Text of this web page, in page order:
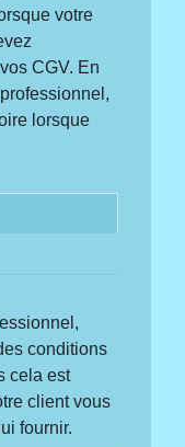
votre
CGV. En
lorsque
conditions
cela est
client vous
fournir.